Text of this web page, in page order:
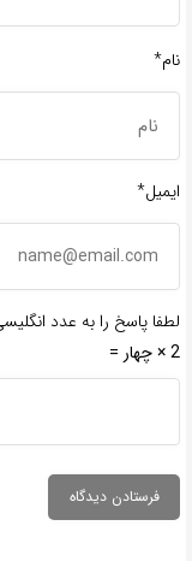
نام*
ایمیل*
لطفا پاسخ را به عدد
2 × چهار =